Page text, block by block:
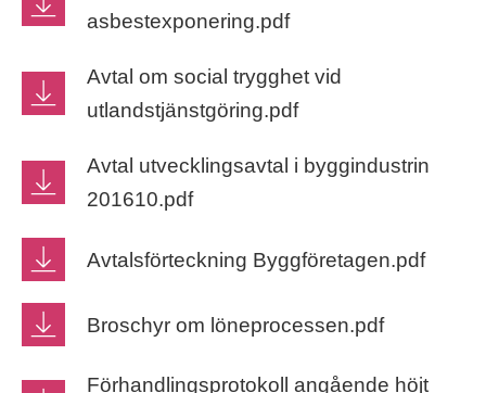
asbestexponering.pdf
Avtal om social trygghet vid
utlandstjänstgöring.pdf
Avtal utvecklingsavtal i byggindustrin
201610.pdf
Avtalsförteckning Byggföretagen.pdf
Broschyr om löneprocessen.pdf
Förhandlingsprotokoll angående höjt